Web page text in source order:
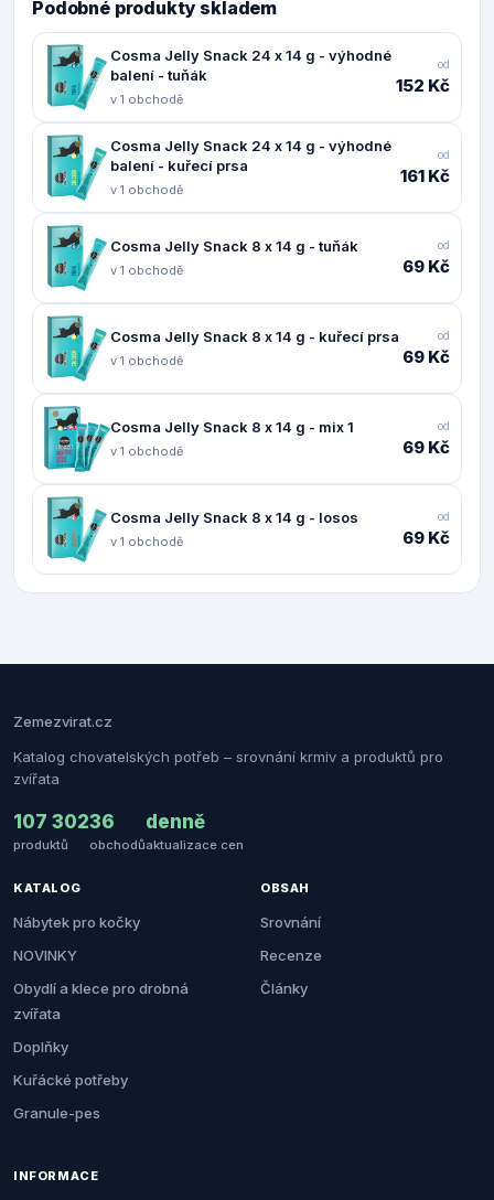
Podobné produkty skladem
Cosma Jelly Snack 24 x 14 g - výhodné
balení - tuňák
v 1 obchodě
od
152 Kč
Cosma Jelly Snack 24 x 14 g - výhodné
balení - kuřecí prsa
v 1 obchodě
od
161 Kč
Cosma Jelly Snack 8 x 14 g - tuňák
v 1 obchodě
od
69 Kč
Cosma Jelly Snack 8 x 14 g - kuřecí prsa
v 1 obchodě
od
69 Kč
Cosma Jelly Snack 8 x 14 g - mix 1
v 1 obchodě
od
69 Kč
Cosma Jelly Snack 8 x 14 g - losos
v 1 obchodě
od
69 Kč
Zemezvirat.cz
Katalog chovatelských potřeb – srovnání krmiv a produktů pro
zvířata
107 302
produktů
36
obchodů
denně
aktualizace cen
KATALOG
Nábytek pro kočky
NOVINKY
Obydlí a klece pro drobná
zvířata
Doplňky
Kuřácké potřeby
Granule-pes
OBSAH
Srovnání
Recenze
Články
INFORMACE